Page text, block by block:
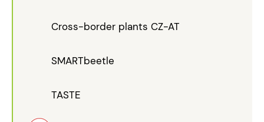
Cross-border plants CZ-AT
SMARTbeetle
TASTE